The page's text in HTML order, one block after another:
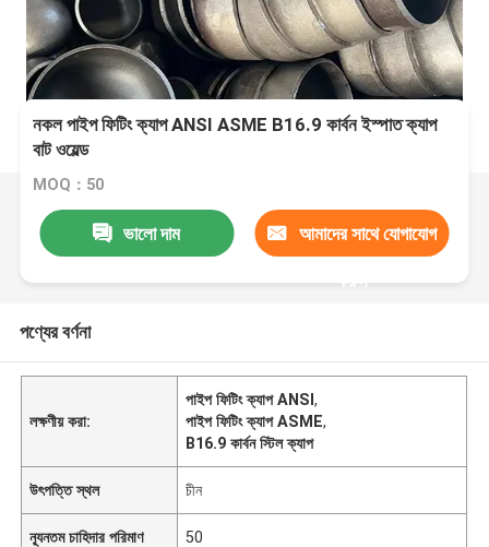
নকল পাইপ ফিটিং ক্যাপ ANSI ASME B16.9 কার্বন ইস্পাত ক্যাপ
বাট ওয়েল্ড
MOQ：50
ভালো দাম আমাদের সাথে যোগাযোগ
করুন
পণ্যের বর্ণনা
লক্ষণীয় করা:
পাইপ ফিটিং ক্যাপ ANSI,
পাইপ ফিটিং ক্যাপ ASME,
B16.9 কার্বন স্টিল ক্যাপ
উৎপত্তি স্থল চীন
ন্যূনতম চাহিদার পরিমাণ 50